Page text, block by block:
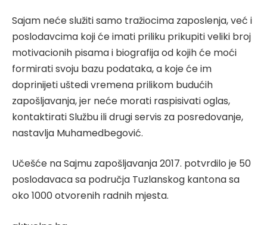
Sajam neće služiti samo tražiocima zaposlenja, već i
poslodavcima koji će imati priliku prikupiti veliki broj
motivacionih pisama i biografija od kojih će moći
formirati svoju bazu podataka, a koje će im
doprinijeti uštedi vremena prilikom budućih
zapošljavanja, jer neće morati raspisivati oglas,
kontaktirati Službu ili drugi servis za posredovanje,
nastavlja Muhamedbegović.
Učešće na Sajmu zapošljavanja 2017. potvrdilo je 50
poslodavaca sa područja Tuzlanskog kantona sa
oko 1000 otvorenih radnih mjesta.